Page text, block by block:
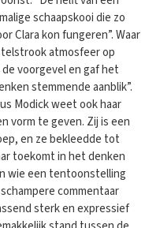
schaapskooi die zo
Clara kon fungeren”. Waar
atmosfeer op
voorgevel en gaf het
stemmende aanblik”.
Modick weet ook haar
vorm te geven. Zij is een
en ze bekleedde tot
toekomt in het denken
wie een tentoonstelling
commentaar
sterk en expressief